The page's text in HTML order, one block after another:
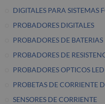
DIGITALES PARA SISTEMAS
PROBADORES DIGITALES
PROBADORES DE BATERIAS
PROBADORES DE
PROBADORES OPTICOS
PROBETAS DE CORRIENTE
SENSORES DE CORRIENTE